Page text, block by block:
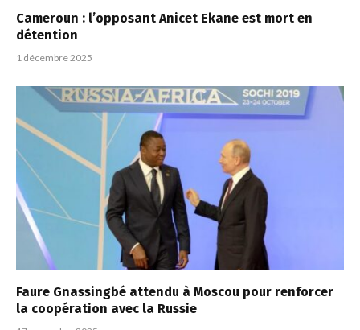
Cameroun : l’opposant Anicet Ekane est mort en
détention
1 décembre 2025
Faure Gnassingbé attendu à Moscou pour renforcer
la coopération avec la Russie